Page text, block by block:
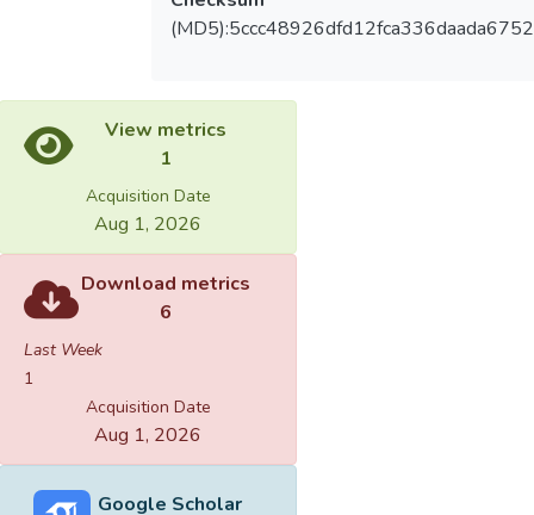
View metrics
1
Acquisition Date
Aug 1, 2026
Download metrics
6
Last Week
1
Acquisition Date
Aug 1, 2026
Google Scholar